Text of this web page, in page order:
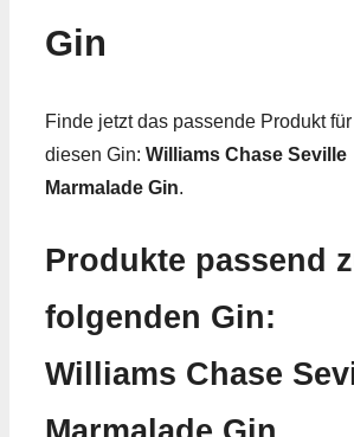
Gin
Finde jetzt das passende Produkt für
diesen Gin: Williams Chase Seville
Marmalade Gin.
Produkte passend
folgenden Gin:
Williams Chase